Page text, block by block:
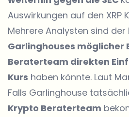
Auswirkungen auf den XRP
Mehrere Analysten sind der
Garlinghouses möglicher
Beraterteam direkten
Kurs haben könnte. Laut
Falls Garlinghouse
Krypto Beraterteam